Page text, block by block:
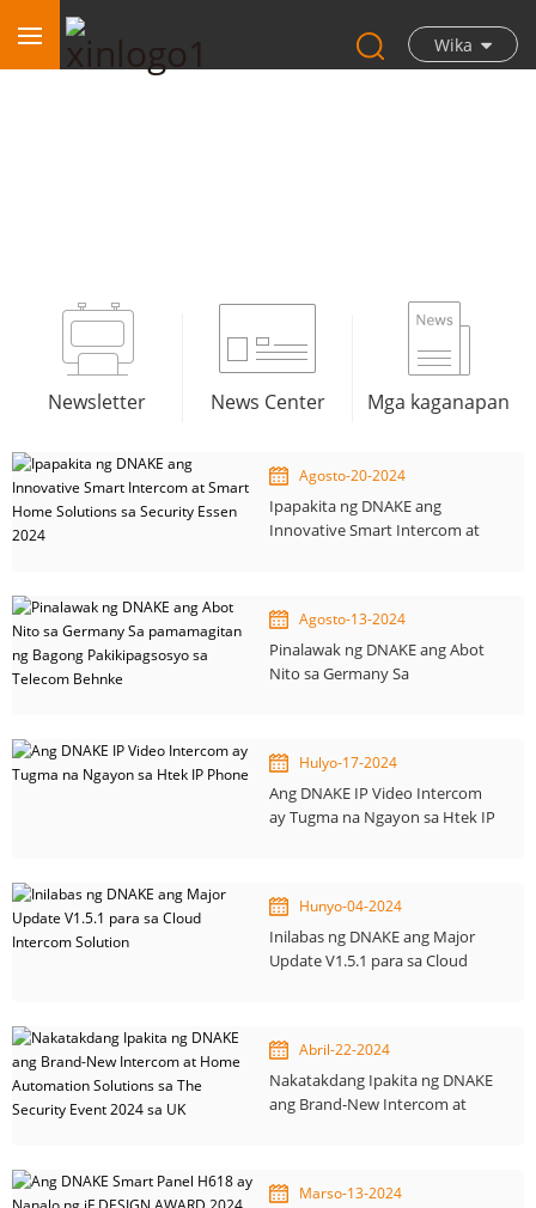
Wika
Newsletter News Center Mga kaganapan
Agosto-20-2024
Ipapakita ng DNAKE ang
Innovative Smart Intercom at
Agosto-13-2024
Pinalawak ng DNAKE ang Abot
Nito sa Germany Sa
Hulyo-17-2024
Ang DNAKE IP Video Intercom
ay Tugma na Ngayon sa Htek IP
Hunyo-04-2024
Inilabas ng DNAKE ang Major
Update V1.5.1 para sa Cloud
Abril-22-2024
Nakatakdang Ipakita ng DNAKE
ang Brand-New Intercom at
Marso-13-2024